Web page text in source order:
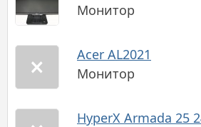
Монитор
Acer AL2021
Монитор
HyperX Armada 25